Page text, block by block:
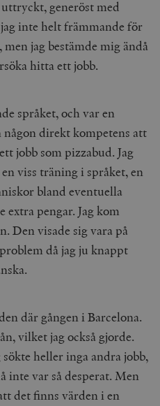
generöst med
inte helt främmande för
jag bestämde mig ändå
hitta ett jobb.
språket, och var en
någon direkt kompetens att
jobb som pizzabud. Jag
viss träning i språket, en
bland eventuella
pengar. Jag kom
Den visade sig vara på
då jag ju knappt
där gången i Barcelona.
vilket jag också gjorde.
heller inga andra jobb,
inte var så desperat. Men
det finns värden i en